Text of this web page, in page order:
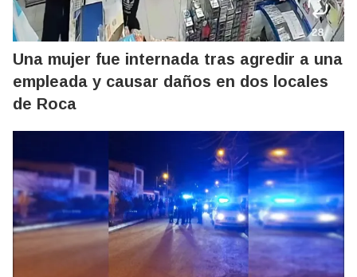
Una mujer fue internada tras agredir a una
empleada y causar daños en dos locales
de Roca